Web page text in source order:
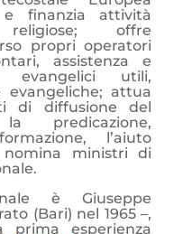
e finanzia attività
offre
propri operatori
assistenza e
evangelici utili,
evangeliche; attua
di diffusione del
predicazione,
l’aiuto
ministri di
è Giuseppe
(Bari) nel 1965 –,
esperienza